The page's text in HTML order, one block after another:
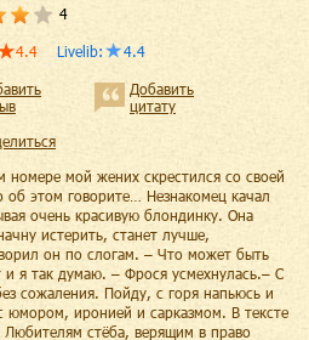
4
4.4 Livelib: 4.4
Добавить
цитату
номере мой жених скрестился со своей
этом говорите… Незнакомец качал
очень красивую блондинку. Она
истерить, станет лучше,
он по слогам. – Что может быть
я так думаю. – Фрося усмехнулась.– С
сожаления. Пойду, с горя напьюсь и
юмором, иронией и сарказмом. В тексте
Любителям стёба, верящим в право